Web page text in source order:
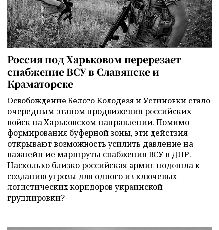
Россия под Харьковом перерезает
снабжение ВСУ в Славянске и
Краматорске
Освобождение Белого Колодезя и Устиновки стало
очередным этапом продвижения российских
войск на Харьковском направлении. Помимо
формирования буферной зоны, эти действия
открывают возможность усилить давление на
важнейшие маршруты снабжения ВСУ в ДНР.
Насколько близко российская армия подошла к
созданию угрозы для одного из ключевых
логистических коридоров украинской
группировки?